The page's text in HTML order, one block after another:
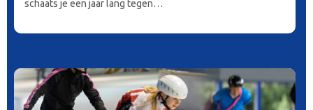
schaats je een jaar lang tegen…